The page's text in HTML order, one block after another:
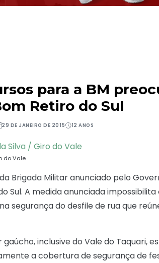
para a BM
Retiro do Sul
29 DE JANEIRO DE 2015 12 ANOS
do Vale
Brigada Militar anunciado pelo
Sul. A medida anunciada
segurança do desfile de rua que
inclusive do Vale do Taquari,
a cobertura de segurança de